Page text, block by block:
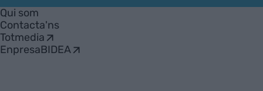
Empresa
Qui som
Contacta'ns
Totmedia
EnpresaBIDEA